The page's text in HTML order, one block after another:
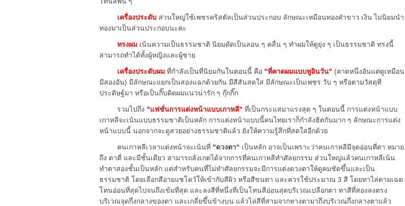
เครื่องประดับ ส่วนใหญ่ใช้เพชรคริสตัลเป็นส่วนประกอบ ลักษณะเหมือนทองคำขาว เงิน ไม่นิยมนำ
ทองมาเป็นส่วนประกอบนะคะ
ทรงผม เน้นความเป็นธรรมชาติ นิยมดัดเป็นลอน ๆ คลื่น ๆ ทำผมให้ดูยุ่ง ๆ เป็นธรรมชาติ ทรงนี้
สามารถทำได้ทั้งผู้หญิงและผู้ชาย
เครื่องประดับผม ที่กำลังเป็นที่นิยมกันในตอนนี้ คือ "ที่คาดผมแบบทูอินวัน" (คาดหนึ่งอันแต่ดูเหมือน
มีสองอัน) มีลักษณะแยกเป็นสองแฉกด้วยกัน มีสีสันสดใส มีลักษณะเป็นเพชร วับ ๆ หรือตามวัสดุที่
ประดิษฐ์มา หรือเป็นกิ๊บติดผมแนวน่ารัก ๆ กุ๊กกิ๊ก
รวมไปถึง "แฟชั่นการแต่งหน้าแบบเกาหลี" ที่เป็นกระแสมาแรงสุด ๆ ในตอนนี้ การแต่งหน้าแบบ
เกาหลีจะเน้นแบบธรรมชาติเป็นหลัก การแต่งหน้าแบบนี้คนไทยเราก็กำลังฮิตกันมาก ๆ ลักษณะการแต่ง
หน้าแบบนี้ นอกจากจะดูสวยอย่างธรรมชาติแล้ว ยังให้ความรู้สึกที่สดใสอีกด้วย
คนเกาหลีเวลาแต่งหน้าจะเน้นที่ "ดวงตา" เป็นหลัก อาจเป็นเพราะว่าคนเกาหลีมีจุดอ่อนที่ตา หมาย
ถึง ตาตี่ และมีชั้นเดียว สามารถลังเกตได้จากการที่คนเกาหลีทำศัลยกรรม ส่วนใหญ่แล้วคนเกาหลีเน้น
ทำตาสองชั้นเป็นหลัก แต่สำหรับคนที่ไม่ทำศัลยกรรมจะมีการแต่งดวงตาให้ดูคมชัดขึ้นและเป็น
ธรรมชาติ โดยเลือกสีอายแชโดว์ให้เข้ากับสีผิว หรือสีขนตา และควรใช้ประมาณ 3 สี โดยทาไล่ตามเฉด
โทนอ่อนที่สุดไปจนถึงเข้มที่สุด และลงสีที่หนึ่งที่เป็นโทนสีอ่อนสุดบริเวณเปลือกตา ทาสีที่สองลงตรง
บริเวณจุดกึ่งกลางของตา และเกลี่ยขึ้นข้างบน แล้วไล่สีที่สามจากหางตามาถึงบริเวณกึ่งกลางตาแล้ว